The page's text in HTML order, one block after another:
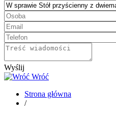
Wyślij
Wróć
Strona główna
/